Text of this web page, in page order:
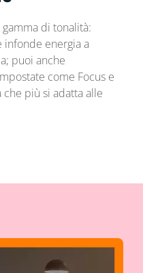
di tonalità:
infonde energia a
puoi anche
come Focus e
più si adatta alle